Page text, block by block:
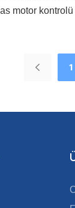
motor
●
V/f, Vektör
1